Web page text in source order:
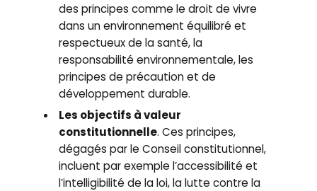
des principes comme le droit de vivre
dans un environnement équilibré et
respectueux de la santé, la
responsabilité environnementale, les
principes de précaution et de
développement durable.
Les objectifs à valeur
constitutionnelle. Ces principes,
dégagés par le Conseil constitutionnel,
incluent par exemple l’accessibilité et
l’intelligibilité de la loi, la lutte contre la